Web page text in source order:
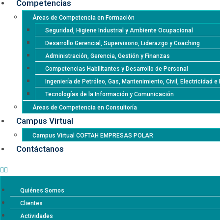
Competencias
Áreas de Competencia en Formación
Seguridad, Higiene Industrial y Ambiente Ocupacional
Desarrollo Gerencial, Supervisorio, Liderazgo y Coaching
Administración, Gerencia, Gestión y Finanzas
Competencias Habilitantes y Desarrollo de Personal
Ingeniería de Petróleo, Gas, Mantenimiento, Civil, Electricidad
Tecnologías de la Información y Comunicación
Áreas de Competencia en Consultoría
Campus Virtual
Campus Virtual COFTAH EMPRESAS POLAR
Contáctanos
Quiénes Somos
Clientes
Actividades